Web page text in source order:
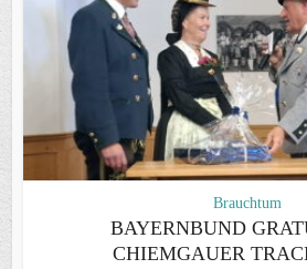
Brauchtum
BAYERNBUND
CHIEMGAUER